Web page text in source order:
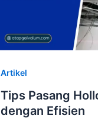
Artikel
Tips Pasang
dengan Efisien